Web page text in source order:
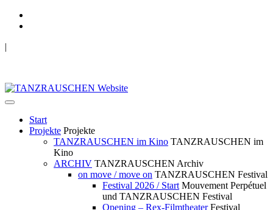
|
Start
Projekte Projekte
TANZRAUSCHEN im Kino TANZRAUSCHEN im
Kino
ARCHIV TANZRAUSCHEN Archiv
on move / move on TANZRAUSCHEN Festival
Festival 2026 / Start Mouvement Perpétuel
und TANZRAUSCHEN Festival
Opening – Rex-Filmtheater Festival